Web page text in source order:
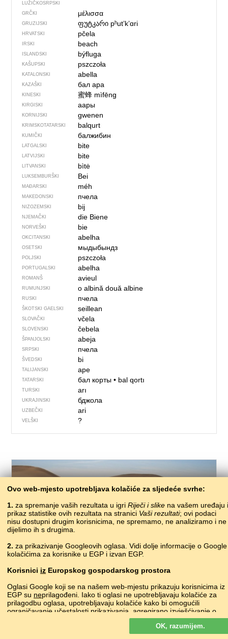
LUŽIČKOSRPSKI
GRČKI μέλισσα
GRUZIJSKI ფუტკარი pʰutʼkʼɑri
HRVATSKI pčela
IRSKI beach
ISLANDSKI býfluga
KAŠUPSKI pszczoła
KATALONSKI abella
KAZAŠKI бал ара
KINESKI 蜜蜂 mìfēng
KIRGISKI аары
KORNIJSKI gwenen
KRIMSKOTATARSKI balqurt
KUMIČKI балжибин
LATGALSKI bite
LATVIJSKI bite
LITVANSKI bìtė
LUKSEMBURŠKI Bei
MAĐARSKI méh
MAKEDONSKI пчела
NIZOZEMSKI bij
NJEMAČKI die Biene
NORVEŠKI bie
OKCITANSKI abelha
OSETSKI мыдыбындз
POLJSKI pszczoła
PORTUGALSKI abelha
ROMANŠ avieul
RUMUNJSKI o albinădouă albine
RUSKI пчела
ŠKOTSKI GAELSKI seillean
SLOVAČKI včela
SLOVENSKI čebela
ŠPANJOLSKI abeja
SRPSKI пчела
ŠVEDSKI bi
TALIJANSKI ape
TATARSKI бал корты• bal qortı
TURSKI arı
UKRAJINSKI бджола
UZBEČKI ari
VELŠKI ?
490 – pustinja
APHASKI ацәҳәыра
անապատ
AVARSKI чIобогояб авлахъ
AZERSKI səhra
BASKIJSKI basamortu
Ovo web-mjesto upotrebljava kolačiće za sljedeće svrhe:
1. za spremanje vaših rezultata u igri Riječi i slike na vašem uređaju i
prikaz statistike ovih rezultata na stranici Vaši rezultati; ovi podaci
nisu dostupni drugim korisnicima, ne spremamo, ne analiziramo i ne
dijelimo ih s drugima.
2. za prikazivanje Googleovih oglasa. Vidi dolje informacije o Google
kolačićima za korisnike u EGP i izvan EGP.
Korisnici iz Europskog gospodarskog prostora
Oglasi Google koji se na našem web-mjestu prikazuju korisnicima iz
EGP su neprilagođeni. Iako ti oglasi ne upotrebljavaju kolačiće za
prilagodbu oglasa, upotrebljavaju kolačiće kako bi omogućili
ograničavanje učestalosti prikazivanja, agregirano izvješćivanje o
oglasima i za borbu protiv prevara i zloupotrebe.
OK, razumijem.